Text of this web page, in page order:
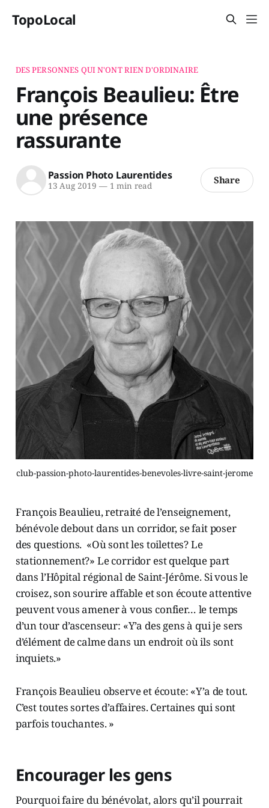
TopoLocal
DES PERSONNES QUI N'ONT RIEN D'ORDINAIRE
François Beaulieu: Être
une présence
rassurante
Passion Photo Laurentides
13 Aug 2019 —1 min read Share
club-passion-photo-laurentides-benevoles-livre-saint-jerome
François Beaulieu, retraité de l’enseignement,
bénévole debout dans un corridor, se fait poser
des questions. «Où sont les toilettes? Le
stationnement?» Le corridor est quelque part
dans l’Hôpital régional de Saint-Jérôme. Si vous le
croisez, son sourire affable et son écoute attentive
peuvent vous amener à vous confier… le temps
d’un tour d’ascenseur: «Y’a des gens à qui je sers
d’élément de calme dans un endroit où ils sont
inquiets.»
François Beaulieu observe et écoute: «Y’a de tout.
C’est toutes sortes d’affaires. Certaines qui sont
parfois touchantes. »
Encourager les gens
Pourquoi faire du bénévolat, alors qu’il pourrait